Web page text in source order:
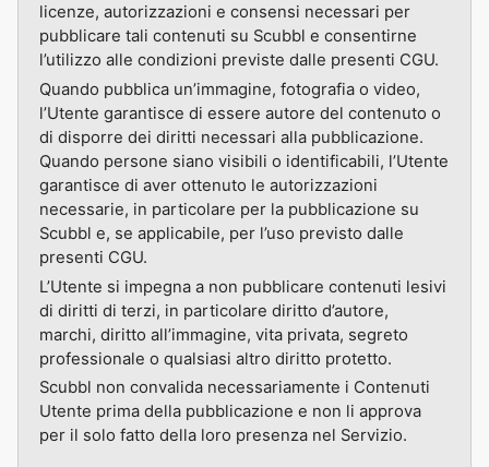
licenze, autorizzazioni e consensi necessari per
pubblicare tali contenuti su Scubbl e consentirne
l’utilizzo alle condizioni previste dalle presenti CGU.
Quando pubblica un’immagine, fotografia o video,
l’Utente garantisce di essere autore del contenuto o
di disporre dei diritti necessari alla pubblicazione.
Quando persone siano visibili o identificabili, l’Utente
garantisce di aver ottenuto le autorizzazioni
necessarie, in particolare per la pubblicazione su
Scubbl e, se applicabile, per l’uso previsto dalle
presenti CGU.
L’Utente si impegna a non pubblicare contenuti lesivi
di diritti di terzi, in particolare diritto d’autore,
marchi, diritto all’immagine, vita privata, segreto
professionale o qualsiasi altro diritto protetto.
Scubbl non convalida necessariamente i Contenuti
Utente prima della pubblicazione e non li approva
per il solo fatto della loro presenza nel Servizio.